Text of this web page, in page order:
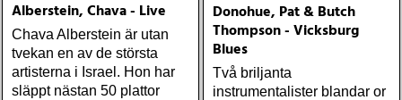
Alberstein, Chava - Live
Chava Alberstein är utan
tvekan en av de största
artisterna i Israel. Hon har
släppt nästan 50 plattor
Donohue, Pat & Butch
Thompson - Vicksburg
Blues
Två briljanta
instrumentalister blandar or